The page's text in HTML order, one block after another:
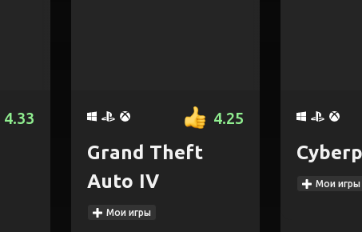
4.33 4.25
Grand Theft
Auto IV
Мои игры
Мои игры